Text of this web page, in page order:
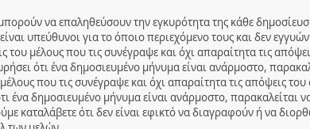
να επαληθεύσουν την εγκυρότητα της κάθε
υπεύθυνοι για το όποιο περιεχόμενο τους και δεν
μέλους που τις συνέγραψε και όχι απαραίτητα τις
ότι ένα δημοσιευμένο μήνυμα είναι ανάρμοστο,
που τις συνέγραψε και όχι απαραίτητα τις απόψεις
δημοσιευμένο μήνυμα είναι ανάρμοστο, παρακαλείται
καταλάβετε ότι δεν είναι εφικτό να διαγραφούν ή να